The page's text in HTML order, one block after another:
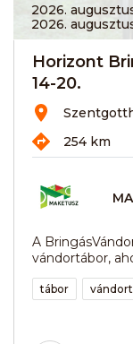
2026.
2026.
Horizont
14-20.
254 km
A
vándortábor,
tábor